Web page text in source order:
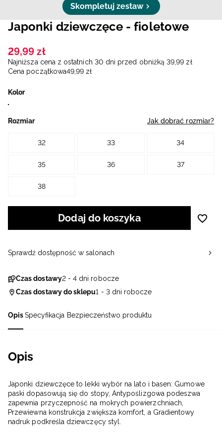
Skompletuj zestaw
OpisSpecyfikacja Bezpieczeństwo produktu
Opis
Japonki dziewczęce to lekki wybór na lato i basen: Gumowe
paski dopasowują się do stopy, Antypoślizgowa podeszwa
zapewnia przyczepność na mokrych powierzchniach,
Przewiewna konstrukcja zwiększa komfort, a Gradientowy
nadruk podkreśla dziewczęcy styl.
Japonki dziewczęce - fioletowe
29,99 zł
Najniższa cena z ostatnich 30 dni przed obniżką 39,99 zł
Cena początkowa49,99 zł
Kolor
Rozmiar Jak dobrać rozmiar?
32 33 34
35 36 37
38
Dodaj do koszyka
Czas dostawy2 - 4 dni robocze
Czas dostawy do sklepu1 - 3 dni robocze
Sprawdź dostępność w salonach